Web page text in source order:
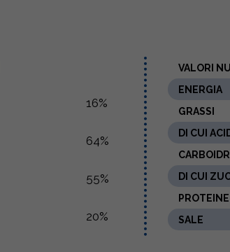
16%
64%
55%
20%
VALORI
ENERGIA
GRASSI
DI CUI
DI CUI
PROTEINE
SALE